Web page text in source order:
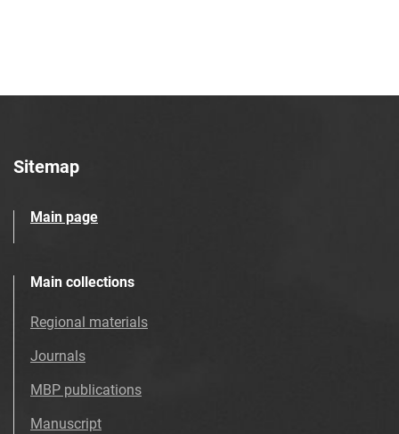
Sitemap
Main page
Main collections
Regional materials
Journals
MBP publications
Manuscript